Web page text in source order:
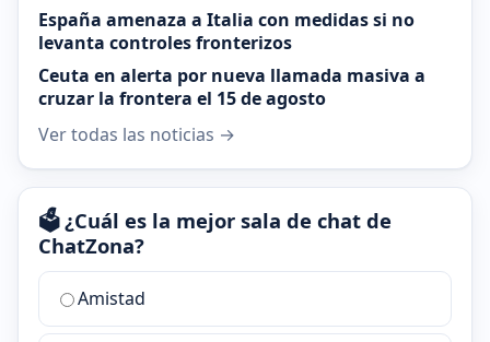
España amenaza a Italia con medidas si no
levanta controles fronterizos
Ceuta en alerta por nueva llamada masiva a
cruzar la frontera el 15 de agosto
Ver todas las noticias →
🗳️ ¿Cuál es la mejor sala de chat de
ChatZona?
¿Cuál
Amistad